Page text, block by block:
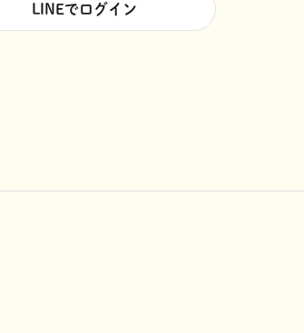
LINEでログイン